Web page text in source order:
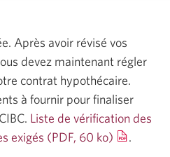
Après avoir révisé vos
devez maintenant régler
contrat hypothécaire.
à fournir pour finaliser
Liste de vérification des
exigés (PDF, 60 ko)
Opens
.